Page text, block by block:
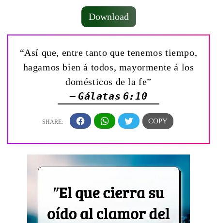
Download
“Así que, entre tanto que tenemos tiempo,
hagamos bien á todos, mayormente á los
domésticos de la fe”
— Gálatas 6:10